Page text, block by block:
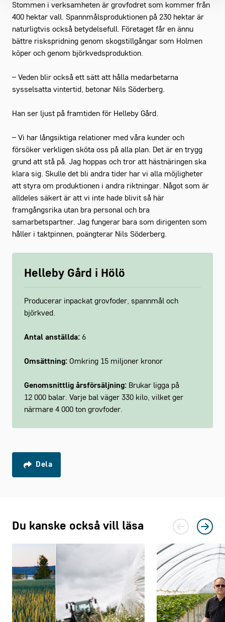
Stommen i verksamheten är grovfodret som kommer från
400 hektar vall. Spannmålsproduktionen på 230 hektar är
naturligtvis också betydelsefull. Företaget får en ännu
bättre riskspridning genom skogstillgångar som Holmen
köper och genom björkvedsproduktion.
– Veden blir också ett sätt att hålla medarbetarna
sysselsatta vintertid, betonar Nils Söderberg.
Han ser ljust på framtiden för Helleby Gård.
– Vi har långsiktiga relationer med våra kunder och
försöker verkligen sköta oss på alla plan. Det är en trygg
grund att stå på. Jag hoppas och tror att hästnäringen ska
klara sig. Skulle det bli andra tider har vi alla möjligheter
att styra om produktionen i andra riktningar. Något som är
alldeles säkert är att vi inte hade blivit så här
framgångsrika utan bra personal och bra
samarbetspartner. Jag fungerar bara som dirigenten som
håller i taktpinnen, poängterar Nils Söderberg.
Helleby Gård i Hölö
Producerar inpackat grovfoder, spannmål och
björkved.
Antal anställda: 6
Omsättning: Omkring 15 miljoner kronor
Genomsnittlig årsförsäljning: Brukar ligga på
12 000 balar. Varje bal väger 330 kilo, vilket ger
närmare 4 000 ton grovfoder.
Dela
Du kanske också vill läsa